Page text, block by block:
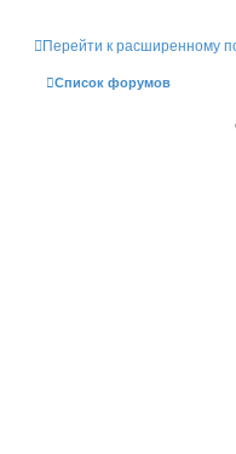
Перейти к расширенному
Список форумов